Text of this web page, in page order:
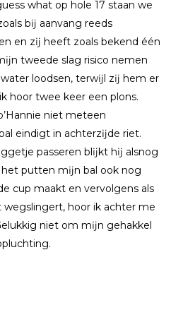
what op hole 17 staan we
bĳ aanvang reeds
en zĳ heeft zoals bekend één
tweede slag risico nemen
loodsen, terwĳl zĳ hem er
hoor twee keer een plons.
niet meteen
eindigt in achterzĳde riet.
passeren blĳkt hĳ alsnog
het putten mĳn bal ook nog
cup maakt en vervolgens als
wegslingert, hoor ik achter me
niet om mĳn gehakkel